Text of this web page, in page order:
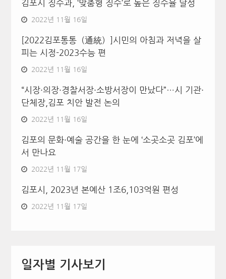
김포시 징수과, ‘맞춤형 징수’로 높은 징수율 달성
2022년 11월 16일
[2022김포통통（通統）]시민의 아침과 저녁을 살
피는 시정-2023수능 편
2022년 11월 16일
“시장·의장·경찰서장·소방서장이 만났다”…시 기관·
단체장,김포 치안 발전 논의
2022년 11월 16일
김포의 문화·예술 공간을 한 눈에 ‘소곳소곳 김포’에
서 만나요
2022년 11월 17일
김포시, 2023년 본예산 1조6,103억원 편성
2022년 11월 17일
일자별 기사보기